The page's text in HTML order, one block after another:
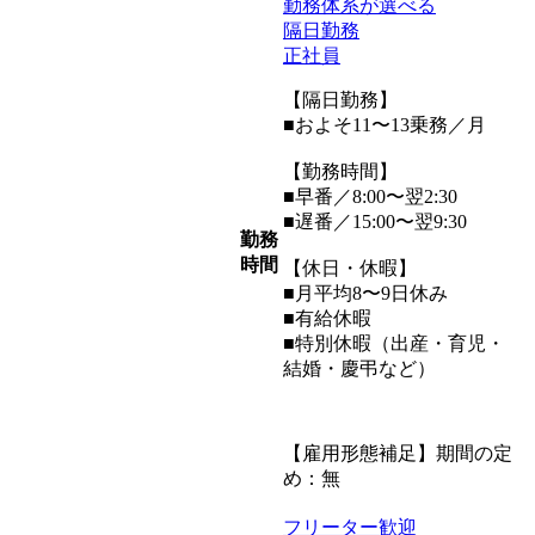
勤務
時間
勤務体系が選べる
隔日勤務
正社員
【隔日勤務】
■およそ11〜13乗務／月
【勤務時間】
■早番／8:00〜翌2:30
■遅番／15:00〜翌9:30
【休日・休暇】
■月平均8〜9日休み
■有給休暇
■特別休暇（出産・育児・
結婚・慶弔など）
【雇用形態補足】期間の定
め：無
フリーター歓迎